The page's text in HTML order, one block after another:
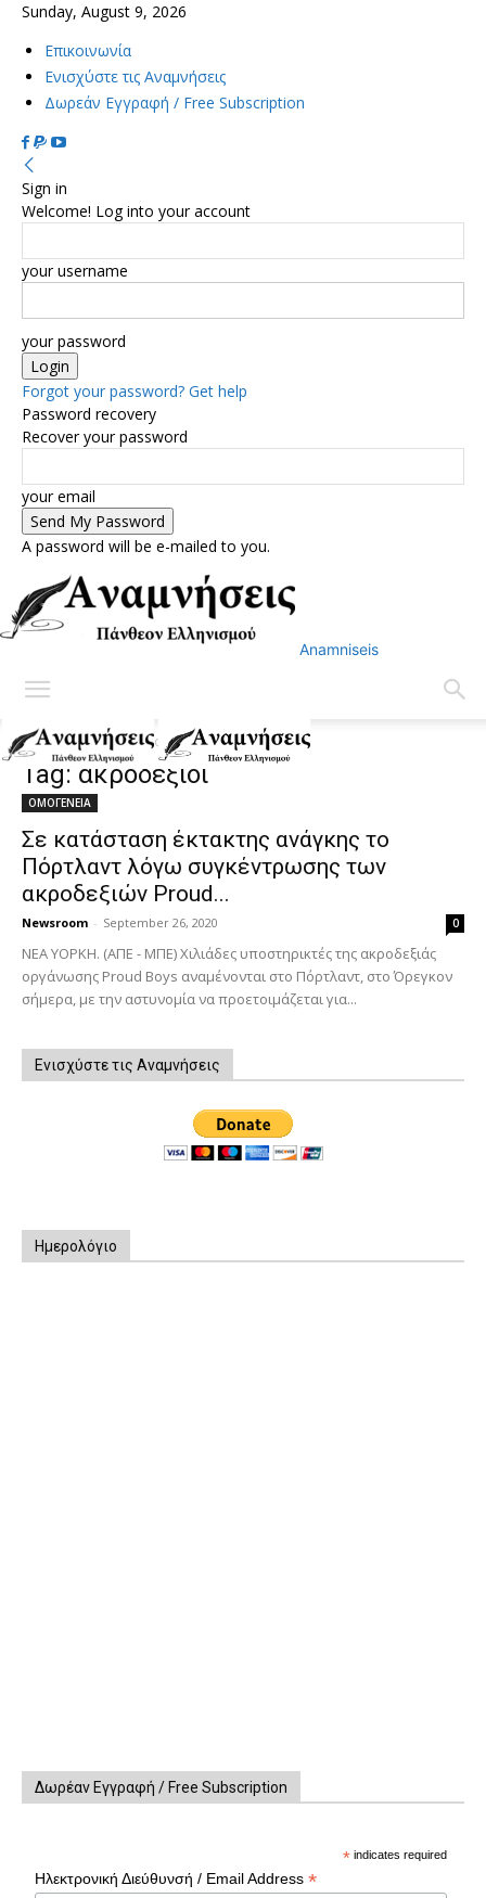
Sunday, August 9, 2026
Επικοινωνία
Ενισχύστε τις Αναμνήσεις
Δωρεάν Εγγραφή / Free Subscription
Sign in
Welcome! Log into your account
your username
your password
Forgot your password? Get help
Password recovery
Recover your password
your email
A password will be e-mailed to you.
Anamniseis
Home Tags ακροδεξιοί
Tag: ακροδεξιοί
ΟΜΟΓΕΝΕΙΑ
Σε κατάσταση έκτακτης ανάγκης το
Πόρτλαντ λόγω συγκέντρωσης των
ακροδεξιών Proud...
Newsroom - September 26, 2020 0
ΝΕΑ ΥΟΡΚΗ. (ΑΠΕ - ΜΠΕ) Χιλιάδες υποστηρικτές της ακροδεξιάς
οργάνωσης Proud Boys αναμένονται στο Πόρτλαντ, στο Όρεγκον
σήμερα, με την αστυνομία να προετοιμάζεται για...
Ενισχύστε τις Αναμνήσεις
Ημερολόγιο
Δωρέαν Εγγραφή / Free Subscription
* indicates required
Ηλεκτρονική Διεύθυνσή / Email Address*